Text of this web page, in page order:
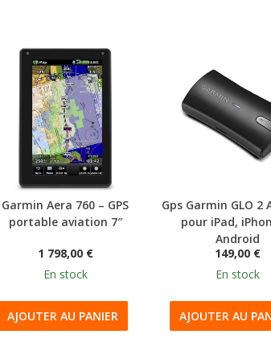
Garmin Aera 760 – GPS
portable aviation 7″
1 798,00 €
En stock
AJOUTER AU PANIER
Gps Garmin GLO 2
pour iPad,
Android
149,00 €
En stock
AJOUTER AU